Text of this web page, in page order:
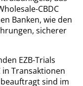
CBDC
Banken, wie den
sicherer
EZB-Trials
in Transaktionen
sind im